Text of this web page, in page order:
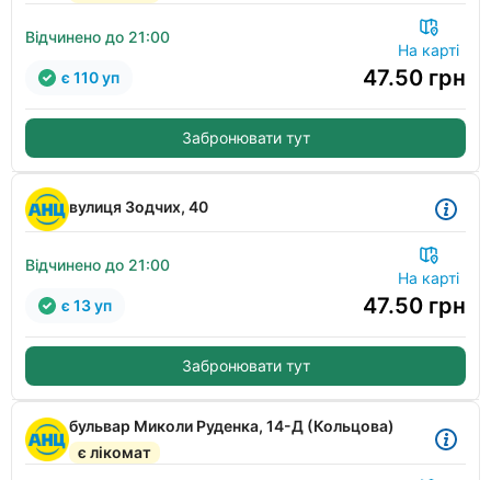
Відчинено до 21:00
На карті
47.50 грн
є 110 уп
Забронювати тут
вулиця Зодчих, 40
Відчинено до 21:00
На карті
47.50 грн
є 13 уп
Забронювати тут
бульвар Миколи Руденка, 14-Д (Кольцова)
є лікомат